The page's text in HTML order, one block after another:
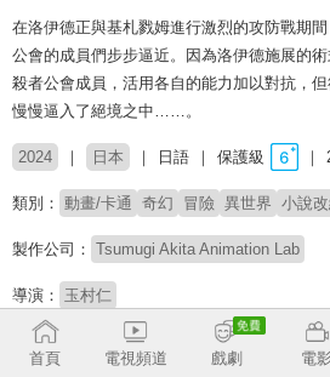
在洛伊德正與基札戮姆進行激烈的攻防戰期
公會的成員們步步逼近。因為洛伊德施展的
殺者公會成員，活用各自的能力加以對抗，
慢慢逼入了絕境之中……。
2024 日本 日語 保護級
類別： 動畫/卡通 奇幻 冒險 異世界 小說
製作公司： Tsumugi Akita Animation Lab
導演： 玉村仁
配音： 小市真琴 菲魯茲·藍 Lynn 關根明良
熊田茜音 松井惠理子
首頁 電視頻道 戲劇 電影